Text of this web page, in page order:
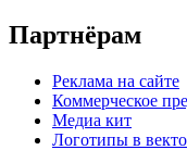
Партнёрам
Реклама на сайте
Коммерческое
Медиа кит
Логотипы в